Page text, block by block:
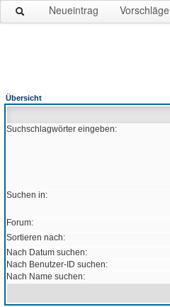
Neueintrag Vorschläge
Übersicht
Suchschlagwörter eingeben:
Suchen in:
Forum:
Sortieren nach:
Nach Datum suchen:
Nach Benutzer-ID suchen:
Nach Name suchen: